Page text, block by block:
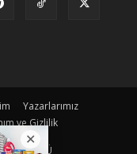
Yazarlarımız
ve Gizlilik